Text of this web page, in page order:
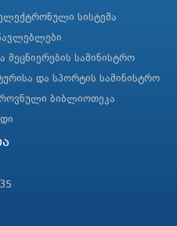
სისტემა
სამინისტრო
და სპორტის სამინისტრო
ბიბლიოთეკა